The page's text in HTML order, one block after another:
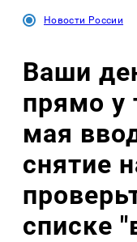
Новости России
Ваши
прямо у
мая
снятие
списке